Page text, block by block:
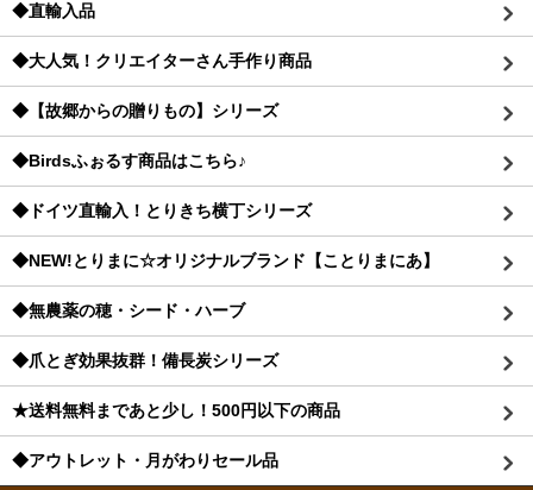
◆直輸入品
◆大人気！クリエイターさん手作り商品
◆【故郷からの贈りもの】シリーズ
◆Birdsふぉるす商品はこちら♪
◆ドイツ直輸入！とりきち横丁シリーズ
◆NEW!とりまに☆オリジナルブランド【ことりまにあ】
◆無農薬の穂・シード・ハーブ
◆爪とぎ効果抜群！備長炭シリーズ
★送料無料まであと少し！500円以下の商品
◆アウトレット・月がわりセール品